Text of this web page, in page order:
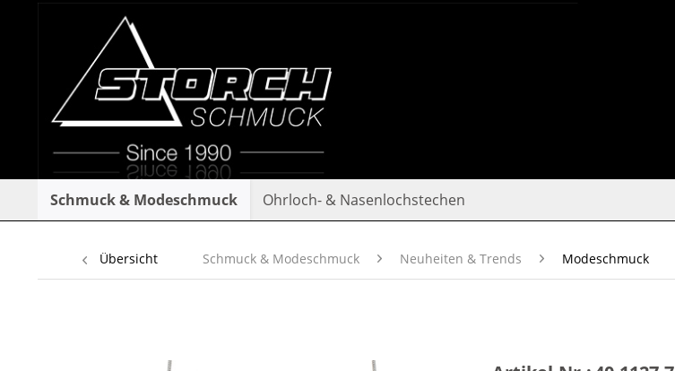
Schmuck & Modeschmuck Ohrloch- & Nasenlochstechen
Übersicht Schmuck & Modeschmuck Neuheiten & Trends Modeschmuck